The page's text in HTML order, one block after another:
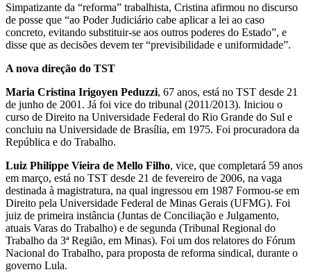
Simpatizante da “reforma” trabalhista, Cristina afirmou no discurso
de posse que “ao Poder Judiciário cabe aplicar a lei ao caso
concreto, evitando substituir-se aos outros poderes do Estado”, e
disse que as decisões devem ter “previsibilidade e uniformidade”.
A nova direção do TST
Maria Cristina Irigoyen Peduzzi, 67 anos, está no TST desde 21
de junho de 2001. Já foi vice do tribunal (2011/2013). Iniciou o
curso de Direito na Universidade Federal do Rio Grande do Sul e
concluiu na Universidade de Brasília, em 1975. Foi procuradora da
República e do Trabalho.
Luiz Philippe Vieira de Mello Filho, vice, que completará 59 anos
em março, está no TST desde 21 de fevereiro de 2006, na vaga
destinada à magistratura, na qual ingressou em 1987 Formou-se em
Direito pela Universidade Federal de Minas Gerais (UFMG). Foi
juiz de primeira instância (Juntas de Conciliação e Julgamento,
atuais Varas do Trabalho) e de segunda (Tribunal Regional do
Trabalho da 3ª Região, em Minas). Foi um dos relatores do Fórum
Nacional do Trabalho, para proposta de reforma sindical, durante o
governo Lula.